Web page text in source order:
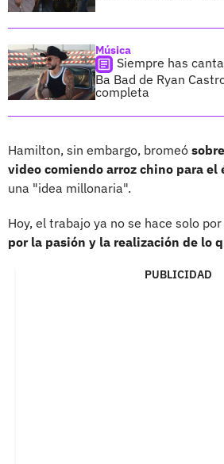
Música
Siempre has
Ba Bad de Ryan
completa
Hamilton, sin embargo, bromeó
video comiendo arroz chino para el
una "idea millonaria".
Hoy, el trabajo ya no se hace solo
por la pasión y la realización de lo
PUBLICIDAD